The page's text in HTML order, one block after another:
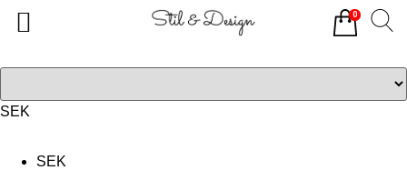
SEK
SEK
0
Alla produkter
Om oss